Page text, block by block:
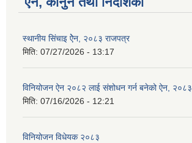
स्थानीय सिंचाइ ऐेन, २०८३ राजपत्र
मिति: 07/27/2026 - 13:17
विनियोजन ऐन २०८२ लाई संशोधन गर्न बनेको ऐन, २०८३
मिति: 07/16/2026 - 12:21
विनियोजन विधेयक २०८३